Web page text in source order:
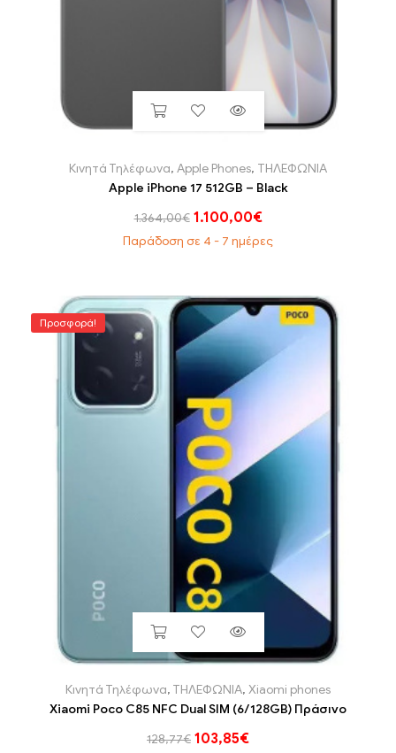
Κινητά Τηλέφωνα, Apple Phones, ΤΗΛΕΦΩΝΙΑ
Apple iPhone 17 512GB – Black
1.364,00€ 1.100,00€
Παράδοση σε 4 - 7 ημέρες
Προσφορά!
Κινητά Τηλέφωνα, ΤΗΛΕΦΩΝΙΑ, Xiaomi phones
Xiaomi Poco C85 NFC Dual SIM (6/128GB) Πράσινο
128,77€ 103,85€